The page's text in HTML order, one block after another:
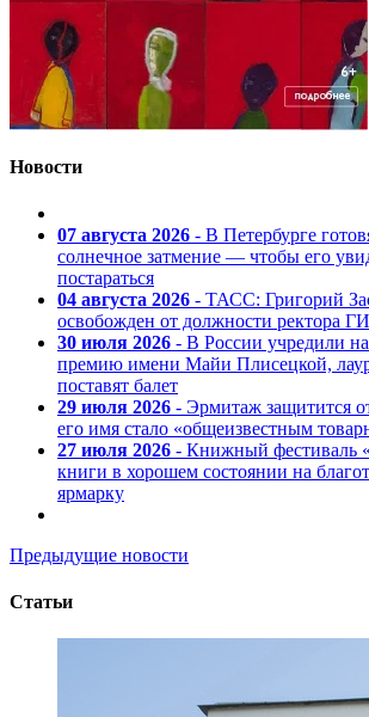
Новости
07 августа 2026 - В Петербурге
солнечное затмение — чтобы его
постараться
04 августа 2026 - ТАСС: Григорий
освобожден от должности ректора
30 июля 2026 - В России учредили
премию имени Майи Плисецкой,
поставят балет
29 июля 2026 - Эрмитаж защитится
его имя стало «общеизвестным
27 июля 2026 - Книжный фестиваль
книги в хорошем состоянии на
ярмарку
Предыдущие новости
Статьи